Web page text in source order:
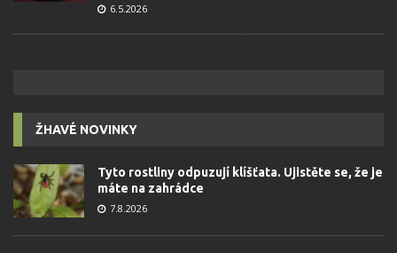
6.5.2026
ŽHAVÉ NOVINKY
Tyto rostliny odpuzují klíšťata. Ujistěte se, že je
máte na zahrádce
7.8.2026